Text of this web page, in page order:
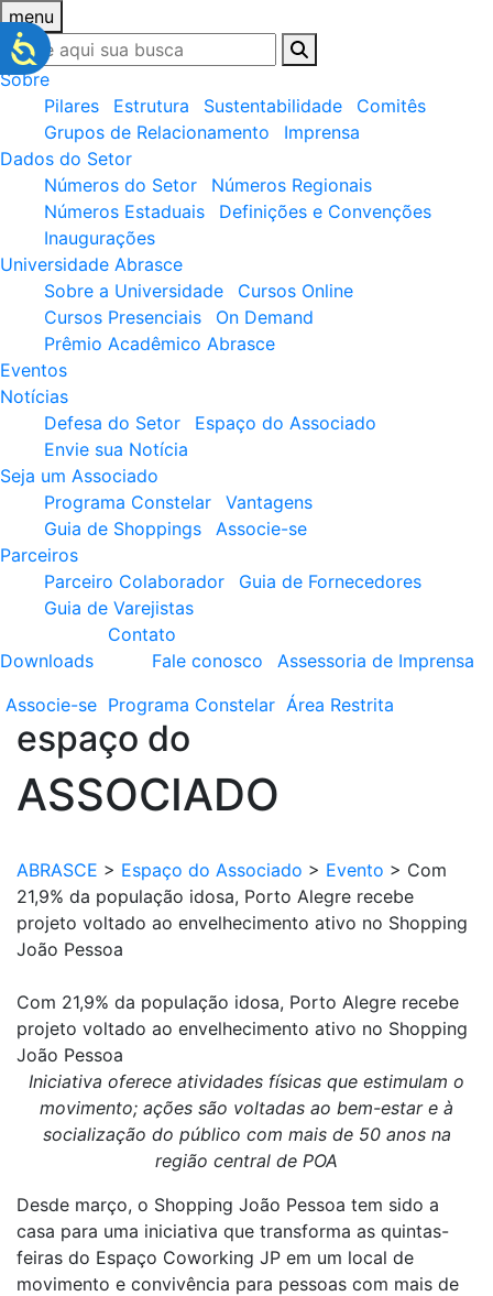
menu
Sobre
Pilares
Estrutura Sustentabilidade
Comitês
Grupos de Relacionamento
Imprensa
Dados do Setor
Números do Setor
Números Regionais
Números Estaduais
Definições e Convenções
Inaugurações
Universidade Abrasce
Sobre a Universidade
Cursos Online
Cursos Presenciais
On Demand
Prêmio Acadêmico Abrasce
Eventos
Notícias
Defesa do Setor
Espaço do Associado
Envie sua Notícia
Seja um Associado
Programa Constelar
Vantagens
Guia de Shoppings
Associe-se
Parceiros
Parceiro Colaborador
Guia de Fornecedores
Guia de Varejistas
Downloads
Contato
Fale conosco
Assessoria de Imprensa
Associe-se Programa Constelar Área Restrita
espaço do
ASSOCIADO
ABRASCE > Espaço do Associado > Evento > Com
21,9% da população idosa, Porto Alegre recebe
projeto voltado ao envelhecimento ativo no Shopping
João Pessoa
Com 21,9% da população idosa, Porto Alegre recebe
projeto voltado ao envelhecimento ativo no Shopping
João Pessoa
Iniciativa oferece atividades físicas que estimulam o
movimento; ações são voltadas ao bem-estar e à
socialização do público com mais de 50 anos na
região central de POA
Desde março, o Shopping João Pessoa tem sido a
casa para uma iniciativa que transforma as quintas-
feiras do Espaço Coworking JP em um local de
movimento e convivência para pessoas com mais de